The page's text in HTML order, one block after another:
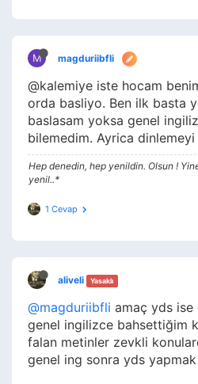
M magduriibfli
@kalemiye iste hocam
orda basliyo. Ben ilk basta
baslasam yoksa genel
bilemedim. Ayrica
Hep denedin, hep yenildin. Olsun !
yenil..*
1 Cevap
aliveli Yasaklı
@magduriibfli amaç yds
genel ingilizce bahsettiğim
falan metinler zevkli
genel ing sonra yds yapmak